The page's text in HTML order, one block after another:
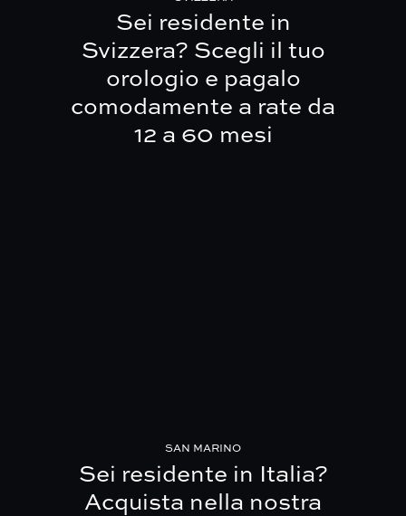
Sei residente in
Svizzera? Scegli il tuo
orologio e pagalo
comodamente a rate da
12 a 60 mesi
SAN MARINO
Sei residente in Italia?
Acquista nella nostra